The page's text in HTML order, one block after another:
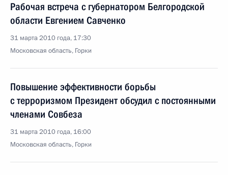
Рабочая встреча с губернатором Белгородской
области Евгением Савченко
31 марта 2010 года, 17:30
Московская область, Горки
Повышение эффективности борьбы
с терроризмом Президент обсудил с постоянными
членами Совбеза
31 марта 2010 года, 16:00
Московская область, Горки